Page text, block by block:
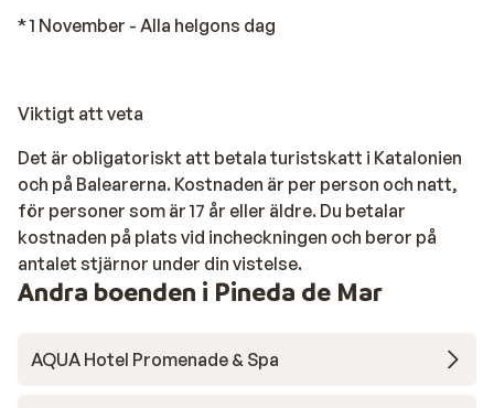
* 1 November - Alla helgons dag
Viktigt att veta
Det är obligatoriskt att betala turistskatt i Katalonien
och på Balearerna. Kostnaden är per person och natt,
för personer som är 17 år eller äldre. Du betalar
kostnaden på plats vid incheckningen och beror på
antalet stjärnor under din vistelse.
Andra boenden i Pineda de Mar
AQUA Hotel Promenade & Spa